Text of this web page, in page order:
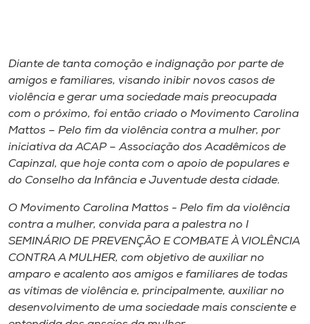
Editora
Rádio
Museu
Unoesc
Store
Selecione
o idioma
Diante de tanta comoção e indignação por parte de
amigos e familiares, visando inibir novos casos de
violência e gerar uma sociedade mais preocupada
com o próximo, foi então criado o Movimento Carolina
Mattos – Pelo fim da violência contra a mulher, por
iniciativa da ACAP – Associação dos Acadêmicos de
Capinzal, que hoje conta com o apoio de populares e
do Conselho da Infância e Juventude desta cidade.
O Movimento Carolina Mattos - Pelo fim da violência
contra a mulher, convida para a palestra no I
SEMINÁRIO DE PREVENÇÃO E COMBATE À VIOLÊNCIA
CONTRA A MULHER, com objetivo de auxiliar no
amparo e acalento aos amigos e familiares de todas
as vítimas de violência e, principalmente, auxiliar no
desenvolvimento de uma sociedade mais consciente e